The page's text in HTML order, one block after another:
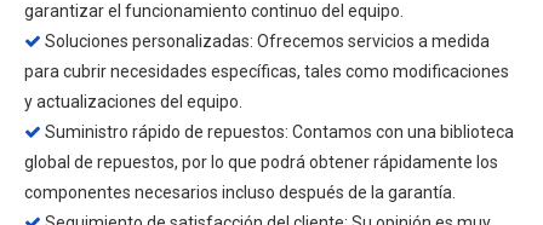
garantizar el funcionamiento continuo del equipo.
 Soluciones personalizadas: Ofrecemos servicios a medida
para cubrir necesidades específicas, tales como modificaciones
y actualizaciones del equipo.
 Suministro rápido de repuestos: Contamos con una biblioteca
global de repuestos, por lo que podrá obtener rápidamente los
componentes necesarios incluso después de la garantía.